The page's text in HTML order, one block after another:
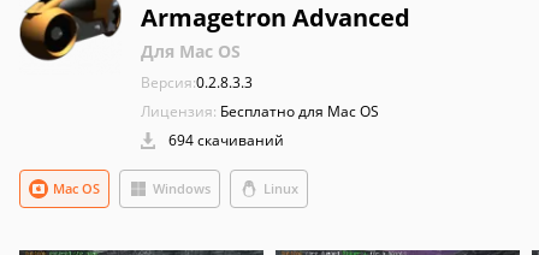
Armagetron Advanced
Для Mac OS
Версия:0.2.8.3.3
Лицензия: Бесплатно для Mac OS
694 скачиваний
Windows Linux
Mac OS